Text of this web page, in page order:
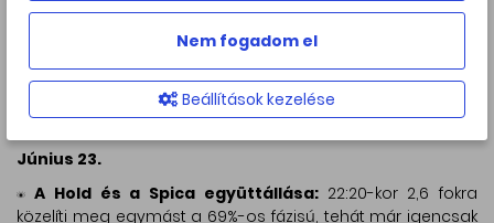
Június 15.
A Merkúr legnagyobb keleti kitérése: 22:00-kor
24,5 fokos elongációval eléri legnagyobb keleti
kitérését a Merkúr. A napnyugta utáni nyugati
égbolton látható ilyenkor.
Június 23.
A Hold és a Spica együttállása: 22:20-kor 2,6 fokra
közelíti meg egymást a 69%-os fázisú, tehát már igencsak
Nem fogadom el
Beállítások kezelése